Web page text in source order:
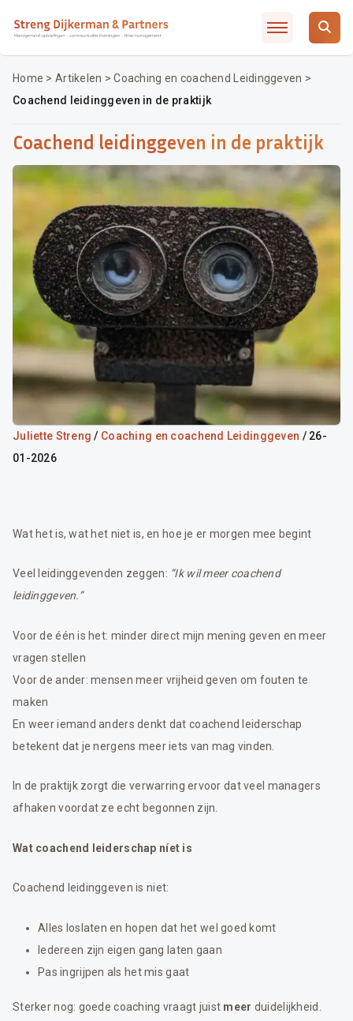
Over SD&P
Waarom SD&P
Incompany / MD traject
Opleidingsadvies
Contact
Inschrijven
Home > Artikelen >Coaching en coachend Leidinggeven >
Coachend leidinggeven in de praktijk
Coachend leidinggeven in de praktijk
Juliette Streng / Coaching en coachend Leidinggeven / 26-
01-2026
Wat het is, wat het niet is, en hoe je er morgen mee begint
Veel leidinggevenden zeggen: “Ik wil meer coachend
leidinggeven.”
Voor de één is het: minder direct mijn mening geven en meer
vragen stellen
Voor de ander: mensen meer vrijheid geven om fouten te
maken
En weer iemand anders denkt dat coachend leiderschap
betekent dat je nergens meer iets van mag vinden.
In de praktijk zorgt die verwarring ervoor dat veel managers
afhaken voordat ze echt begonnen zijn.
Wat coachend leiderschap níet is
Coachend leidinggeven is niet:
Alles loslaten en hopen dat het wel goed komt
Iedereen zijn eigen gang laten gaan
Pas ingrijpen als het mis gaat
Sterker nog: goede coaching vraagt juist meer duidelijkheid.